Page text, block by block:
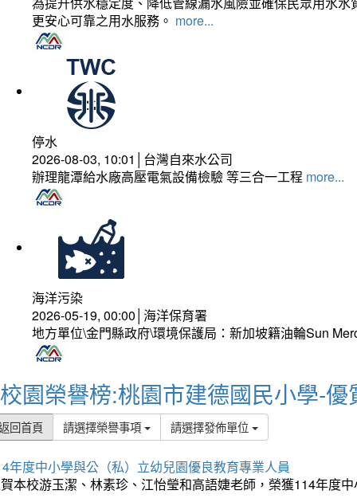
更安心可靠之用水服務。 more...
停水
2026-08-03, 10:01│台灣自來水公司
辦理龍潭給水廠高壓電氣設備檢驗 等三合一工程 more...
海洋污染
2026-05-19, 00:00│海洋保育署
地方單位\金門縣政府\環境保護局：新加坡籍油輪Sun
校園榮譽榜:桃園市建德國民小學-優
回首頁 請選擇榮譽事項 請選擇發佈單位
年度中小學與公（私）立幼兒園優良教育專業人員
本校游玉潔、林素珍、江怡瑩和高語婕老師，榮獲114年度